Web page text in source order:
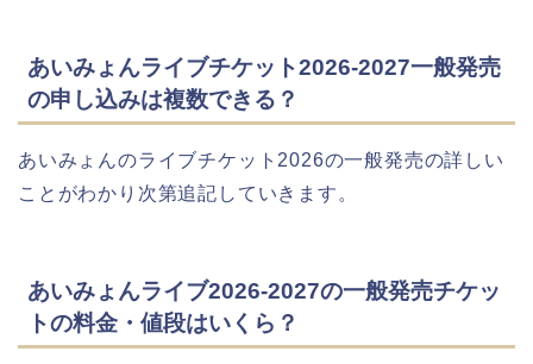
あいみょんライブチケット2026-2027一般発売
の申し込みは複数できる？
あいみょんのライブチケット2026の一般発売の詳しい
ことがわかり次第追記していきます。
あいみょんライブ2026-2027の一般発売チケッ
トの料金・値段はいくら？